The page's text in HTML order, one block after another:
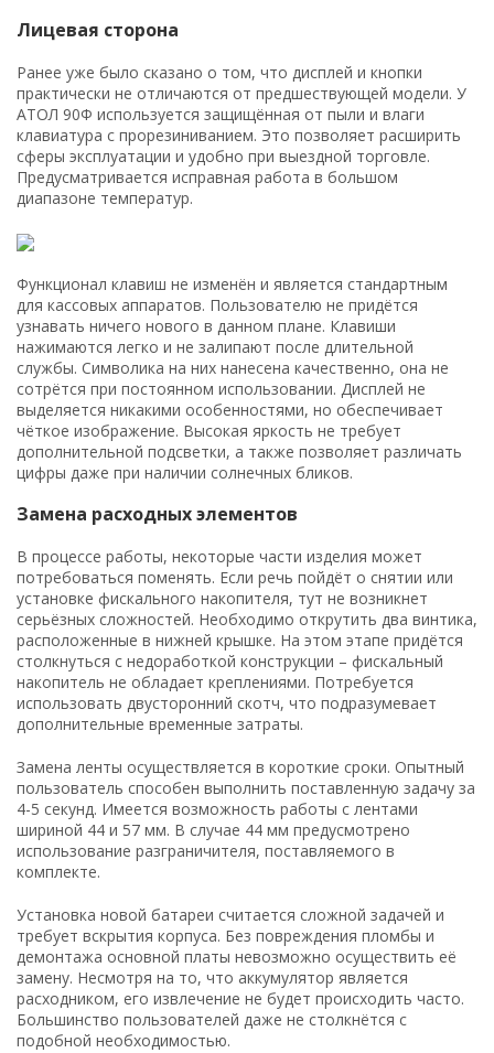
Лицевая сторона
Ранее уже было сказано о том, что дисплей и кнопки
практически не отличаются от предшествующей модели. У
АТОЛ 90Ф используется защищённая от пыли и влаги
клавиатура с прорезиниванием. Это позволяет расширить
сферы эксплуатации и удобно при выездной торговле.
Предусматривается исправная работа в большом
диапазоне температур.
Функционал клавиш не изменён и является стандартным
для кассовых аппаратов. Пользователю не придётся
узнавать ничего нового в данном плане. Клавиши
нажимаются легко и не залипают после длительной
службы. Символика на них нанесена качественно, она не
сотрётся при постоянном использовании. Дисплей не
выделяется никакими особенностями, но обеспечивает
чёткое изображение. Высокая яркость не требует
дополнительной подсветки, а также позволяет различать
цифры даже при наличии солнечных бликов.
Замена расходных элементов
В процессе работы, некоторые части изделия может
потребоваться поменять. Если речь пойдёт о снятии или
установке фискального накопителя, тут не возникнет
серьёзных сложностей. Необходимо открутить два винтика,
расположенные в нижней крышке. На этом этапе придётся
столкнуться с недоработкой конструкции – фискальный
накопитель не обладает креплениями. Потребуется
использовать двусторонний скотч, что подразумевает
дополнительные временные затраты.
Замена ленты осуществляется в короткие сроки. Опытный
пользователь способен выполнить поставленную задачу за
4-5 секунд. Имеется возможность работы с лентами
шириной 44 и 57 мм. В случае 44 мм предусмотрено
использование разграничителя, поставляемого в
комплекте.
Установка новой батареи считается сложной задачей и
требует вскрытия корпуса. Без повреждения пломбы и
демонтажа основной платы невозможно осуществить её
замену. Несмотря на то, что аккумулятор является
расходником, его извлечение не будет происходить часто.
Большинство пользователей даже не столкнётся с
подобной необходимостью.